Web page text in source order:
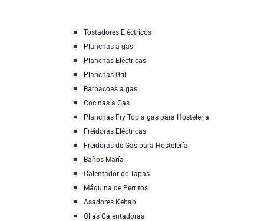
Tostadores Eléctricos
Planchas a gas
Planchas Eléctricas
Planchas Grill
Barbacoas a gas
Cocinas a Gas
Planchas Fry Top a gas para Hostelería
Freidoras Eléctricas
Freidoras de Gas para Hostelería
Baños María
Calentador de Tapas
Máquina de Perritos
Asadores Kebab
Ollas Calentadoras